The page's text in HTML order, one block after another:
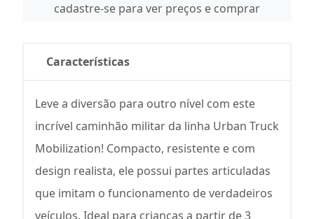
cadastre-se para ver preços e comprar
Características
Leve a diversão para outro nível com este
incrível caminhão militar da linha Urban Truck
Mobilization! Compacto, resistente e com
design realista, ele possui partes articuladas
que imitam o funcionamento de verdadeiros
veículos. Ideal para crianças a partir de 3